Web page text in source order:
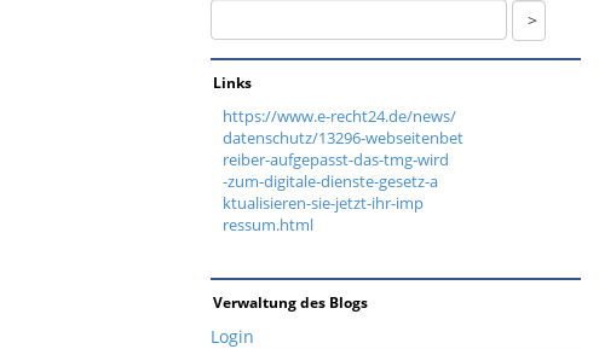
Links
https://www.e-recht24.de/news/
datenschutz/13296-webseitenbet
reiber-aufgepasst-das-tmg-wird
-zum-digitale-dienste-gesetz-a
ktualisieren-sie-jetzt-ihr-imp
ressum.html
Verwaltung des Blogs
Login